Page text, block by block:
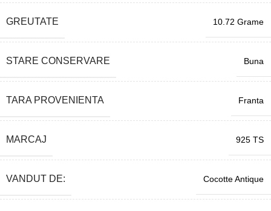
GREUTATE 10.72 Grame
STARE CONSERVARE Buna
TARA PROVENIENTA Franta
MARCAJ 925 TS
VANDUT DE: Cocotte Antique